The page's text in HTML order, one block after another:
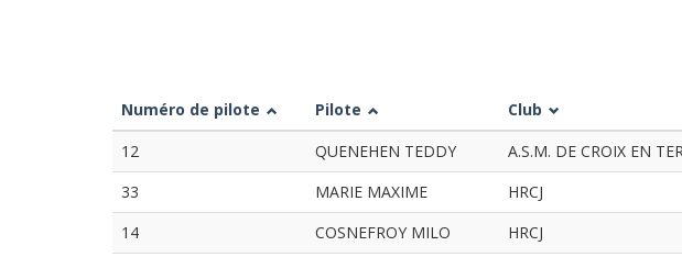
Numéro de pilote Pilote Club
12 QUENEHEN TEDDY A.S.M. DE CROIX EN
33
MARIE MAXIME HRCJ
14
COSNEFROY MILO HRCJ